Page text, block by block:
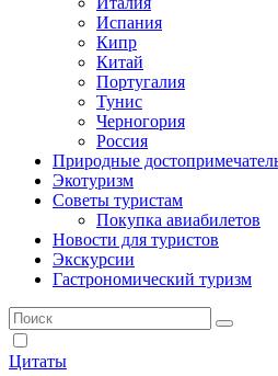
Испания
Кипр
Китай
Португалия
Тунис
Черногория
Россия
Природные
Экотуризм
Советы туристам
Покупка авиабилетов
Новости для туристов
Экскурсии
Гастрономический туризм
Цитаты